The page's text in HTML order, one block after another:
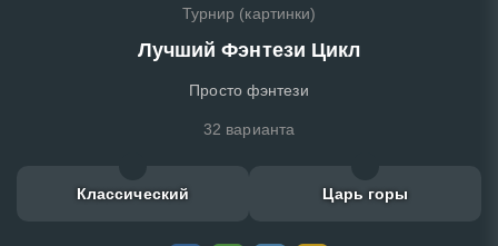
Турнир (картинки)
Лучший Фэнтези Цикл
Просто фэнтези
32 варианта
Классический Царь горы